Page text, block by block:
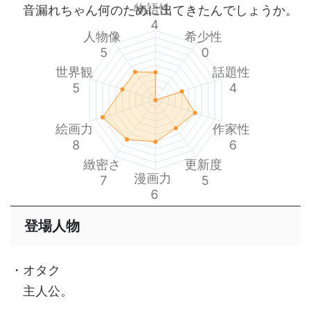
音漏れちゃん何のために出てきたんでしょうか。
物語性
4
人物像
5
世界観
5
絵画力
8
緻密さ
7
漫画力
6
更新度
5
作家性
6
話題性
4
希少性
0
登場人物
・オタク
主人公。